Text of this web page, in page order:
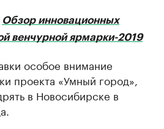
Обзор инновационных
венчурной ярмарки-2019
особое внимание
проекта «Умный город»,
в Новосибирске в